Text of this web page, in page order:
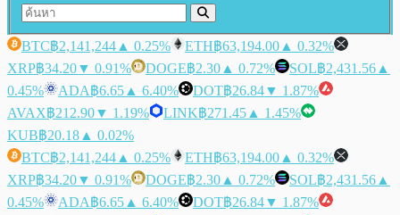
BTC฿2,141,244 ▲ 0.25% ETH฿63,194.00 ▲ 0.32%
XRP฿34.20▼ 0.91% DOGE฿2.30 ▲ 0.72% SOL฿2,431.56 ▲
0.45%
ADA฿6.65 ▲ 6.40% DOT฿26.84▼ 1.87%
AVAX฿212.90▼ 1.19% LINK฿271.45 ▲ 1.45%
KUB฿20.18 ▲ 0.02%
BTC฿2,141,244 ▲ 0.25% ETH฿63,194.00 ▲ 0.32%
XRP฿34.20▼ 0.91% DOGE฿2.30 ▲ 0.72% SOL฿2,431.56 ▲
0.45%
ADA฿6.65 ▲ 6.40% DOT฿26.84▼ 1.87%